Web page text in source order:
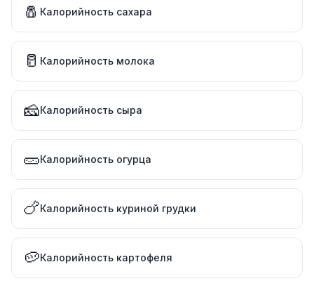
🧂 Калорийность сахара
🥛 Калорийность молока
🧀Калорийность сыра
🥒Калорийность огурца
🍗Калорийность куриной грудки
🥔Калорийность картофеля